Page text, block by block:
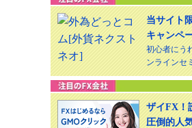
当サイト
キャンペ
初心者にう
ンラインセ
ザイFX！
圧倒的人